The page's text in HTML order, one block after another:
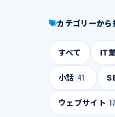
カテゴリーから
すべて IT
小話 41
ウェブサイト 17